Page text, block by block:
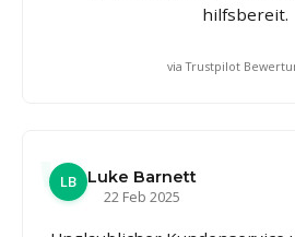
hilfsbereit.
via Trustpilot
LB
Luke Barnett
22 Feb 2025